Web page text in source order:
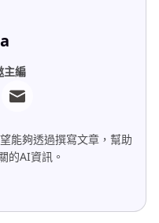
主編
能夠透過撰寫文章，幫助
的AI資訊。